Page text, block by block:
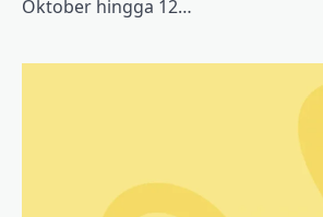
Oktober hingga 12…